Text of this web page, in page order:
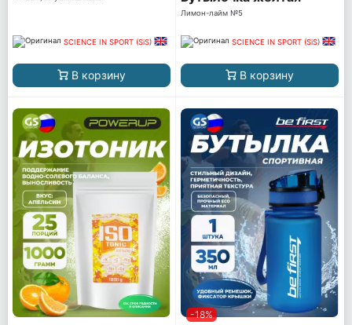
SCIENCE IN SPORT (SiS)
В корзину
Лимон-лайм №5
SCIENCE IN SPORT (SiS)
В корзину
-18%